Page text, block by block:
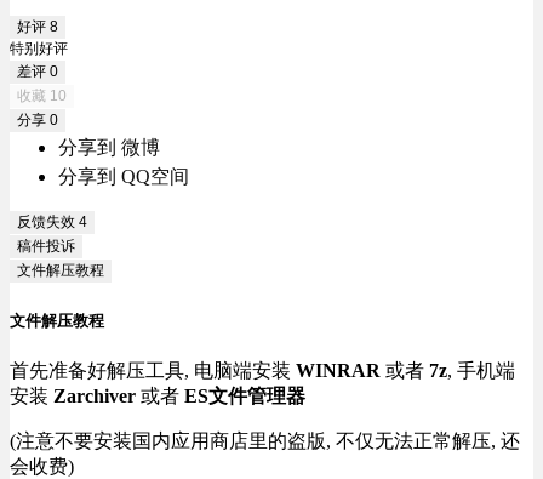
好评 8
特别好评
差评 0
收藏 10
分享 0
分享到 微博
分享到 QQ空间
反馈失效 4
稿件投诉
文件解压教程
文件解压教程
首先准备好解压工具, 电脑端安装 WINRAR 或者 7z, 手机端
安装 Zarchiver 或者 ES文件管理器
(注意不要安装国内应用商店里的盗版, 不仅无法正常解压, 还
会收费)